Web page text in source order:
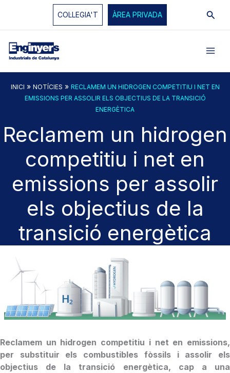
COL·LEGIA'T ÀREA PRIVADA
INICI » NOTÍCIES » RECLAMEM UN HIDROGEN COMPETITIU I NET EN
EMISSIONS PER ASSOLIR ELS OBJECTIUS DE LA TRANSICIÓ
ENERGÈTICA
Reclamem un hidrogen
competitiu i net en
emissions per assolir
els objectius de la
transició energètica
Reclamem un hidrogen competitiu i net en emissions,
per substituir els combustibles fòssils i assolir els
objectius de la transició energètica, cap a una